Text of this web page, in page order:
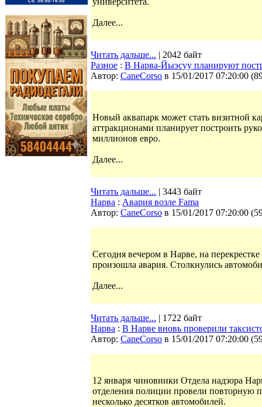
Далее...
Читать дальше... | 2042 байт
Разное : В Нарва-Йыэсуу планируют
Автор: CaneCorso в 15/01/2017 07:20:00 (
Новый аквапарк может стать визитной
аттракционами планирует построить
миллионов евро.
Далее...
Читать дальше... | 3443 байт
Нарва : Авария возле Fama
Автор: CaneCorso в 15/01/2017 07:20:00 (
Сегодня вечером в Нарве, на
произошла авария. Столкнулись
Далее...
Читать дальше... | 1722 байт
Нарва : В Нарве вновь проверили
Автор: CaneCorso в 15/01/2017 07:20:00 (
12 января чиновники Отдела надзора
отделения полиции провели повторную
несколько десятков автомобилей.